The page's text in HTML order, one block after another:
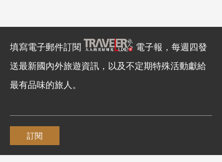
填寫電子郵件訂閱
電子報，每週四發
送最新國內外旅遊資訊，以及不定期特殊活動獻給
最有品味的旅人。
訂閱